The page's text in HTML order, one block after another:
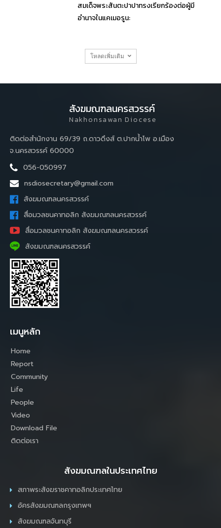
สมเด็จพระสันตะปาปาทรงเรียกร้องต่อผู้มี
อำนาจในแคเมอรูน:
โหลดเพิ่มเติม
สังฆมณฑลนครสวรรค์
Nakhonsawan Diocese
ติดต่อสำนักงาน 69/39 ถ.ดาวดึงส์ ต.ปากน้ำโพ อ.เมือง
จ.นครสวรรค์ 60000
056-050997
nsdiosecretary@gmail.com
สังฆมณฑลนครสวรรค์
สื่อมวลชนคาทอลิก สังฆมณฑลนครสวรรค์
สื่อมวลชนคาทอลิก สังฆมณฑลนครสวรรค์
สังฆมณฑลนครสวรรค์
เมนูหลัก
Home
Report
Community
Life
People
Video
Download File
ติดต่อเรา
สังฆมณฑลในประเทศไทย
สภาพระสังฆราชคาทอลิกประเทศไทย
อัครสังฆมณฑลกรุงเทพฯ
สังฆมณฑลจันทบุรี